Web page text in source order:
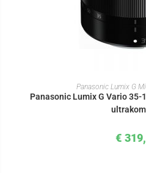
IN DEN
Panasonic Lumix G
Panasonic Lumix G Vario 35-
€